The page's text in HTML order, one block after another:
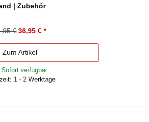
| Zubehör
€ 36,95 €*
Zum Artikel
Sofort verfügbar
1 - 2 Werktage